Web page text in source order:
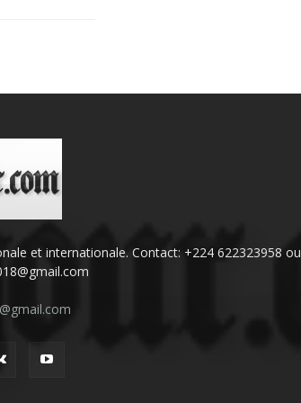
et internationale. Contact: +224 622323958 ou